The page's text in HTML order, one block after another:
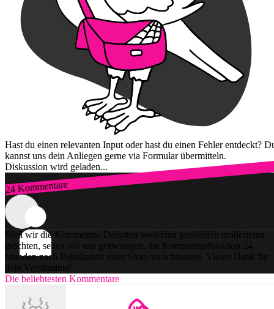
Hast du einen relevanten Input oder hast du einen Fehler entdeckt?
kannst uns dein Anliegen gerne via Formular übermitteln.
Diskussion wird geladen...
24 Kommentare
Zum Login
Weil wir die Kommentar-Debatten weiterhin persönlich moderieren
möchten, sehen wir uns gezwungen, die Kommentarfunktion 24
Stunden nach Publikation einer Story zu schliessen. Vielen Dank für
dein Verständnis!
Die beliebtesten Kommentare